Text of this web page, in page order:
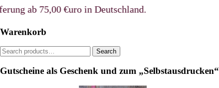
options
may
the
page
product
ab 75,00 €uro in Deutschland.
Warenkorb
Search
Search
Gutscheine als Geschenk und zum „Selbstausdrucken“